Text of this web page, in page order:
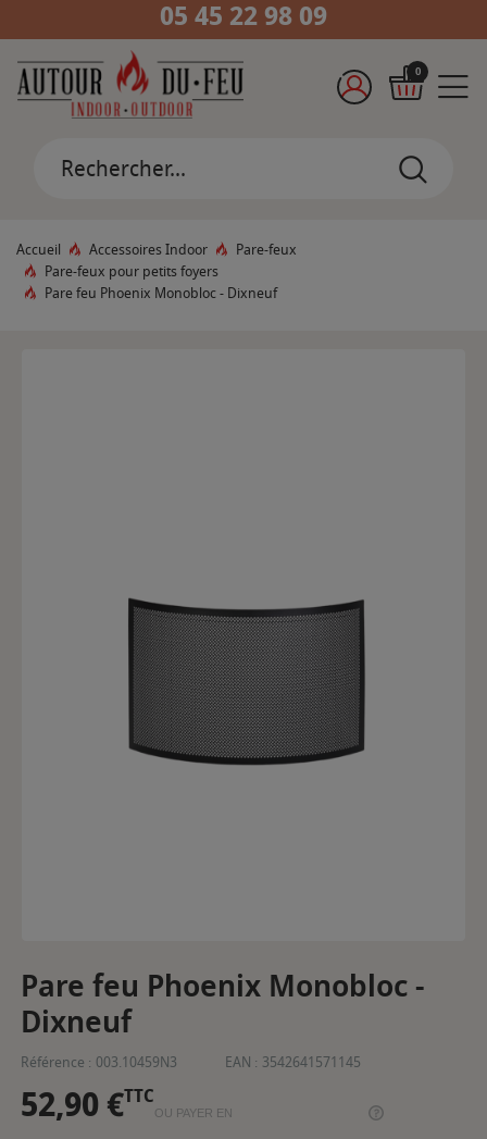
05 45 22 98 09
0
Accueil Accessoires Indoor
Pare-feux
Pare-feux pour petits foyers
Pare feu Phoenix Monobloc - Dixneuf
Pare feu Phoenix Monobloc -
Dixneuf
Référence : 003.10459N3 EAN : 3542641571145
52,90 €TTC
OU PAYER EN